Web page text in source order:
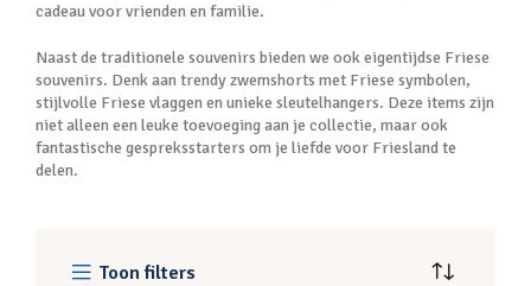
cadeau voor vrienden en familie.
Naast de traditionele souvenirs bieden we ook eigentijdse Friese
souvenirs. Denk aan trendy zwemshorts met Friese symbolen,
stijlvolle Friese vlaggen en unieke sleutelhangers. Deze items zijn
niet alleen een leuke toevoeging aan je collectie, maar ook
fantastische gespreksstarters om je liefde voor Friesland te
delen.
Toon filters